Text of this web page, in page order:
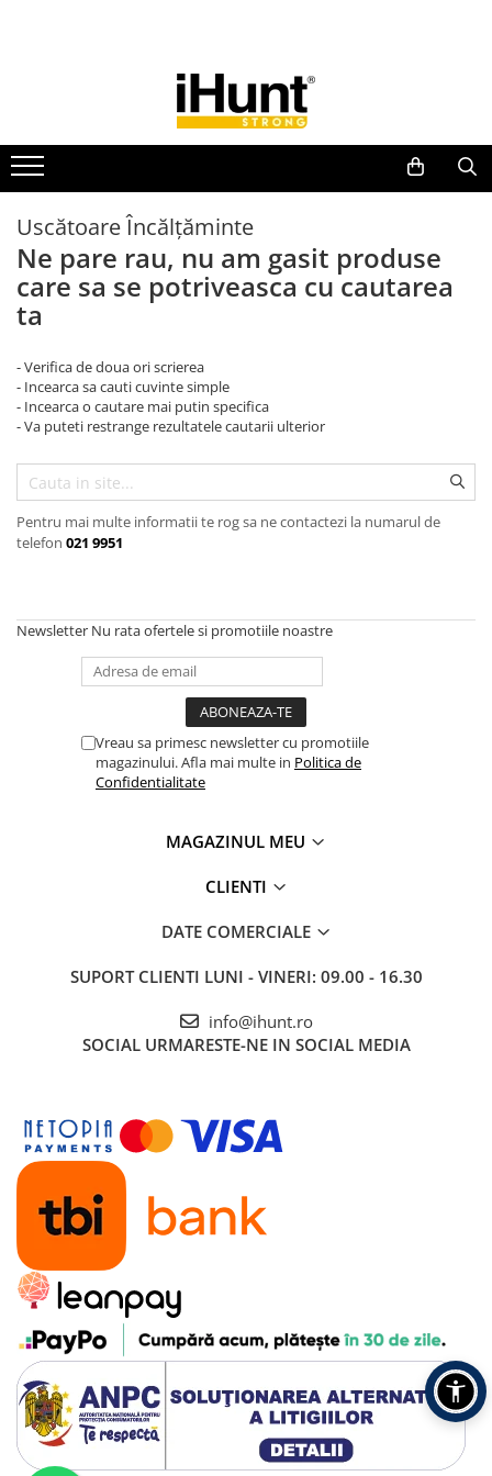
TELEFOANE & TABLETE IHUNT
Telefoane iHunt
Smartphone
Telefoane Rezistente
Telefoane Butoane
Boxe Portabile
Casti Audio
Huse protectie
Smartwatch
Accesorii smartwatch
ELECTROCASNICE
Aparate de Gătit
Oală sub Presiune
Slow Cooker
Storcător
Deshidratoare
Aspiratoare Verticale
Friteuze Aer Cald / Air Fryer
Roboți Geamuri
Roboți Piscină
Uscătoare Haine
Lăzi Frigorifice
Coșuri de gunoi
INGRIJIRE PERSONALA
Uscătoare de Păr
Plăci de Îndreptat Părul
CASA, GRADINA SI BRICOLAJ
Sigurante inteligente
Camere de supraveghere
Climatizare
Uscătoare Încălțăminte
Ne pare rau, nu am gasit produse
care sa se potriveasca cu cautarea
ta
- Verifica de doua ori scrierea
- Incearca sa cauti cuvinte simple
- Incearca o cautare mai putin specifica
- Va puteti restrange rezultatele cautarii ulterior
Pentru mai multe informatii te rog sa ne contactezi la numarul de
telefon 021 9951
Newsletter Nu rata ofertele si promotiile noastre
Vreau sa primesc newsletter cu promotiile
magazinului. Afla mai multe in Politica de
Confidentialitate
MAGAZINUL MEU
CLIENTI
DATE COMERCIALE
SUPORT CLIENTI LUNI - VINERI: 09.00 - 16.30
info@ihunt.ro
SOCIAL URMARESTE-NE IN SOCIAL MEDIA